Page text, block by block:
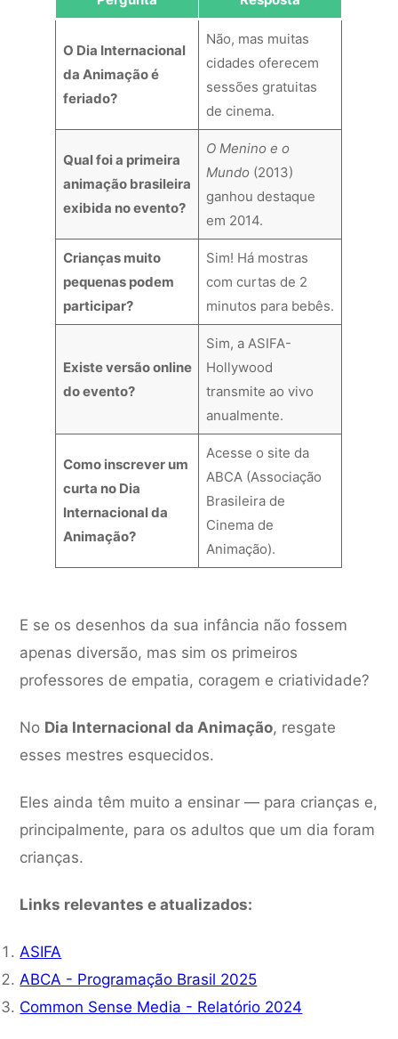
O Dia Internacional
da Animação é
feriado?
Não, mas muitas
cidades oferecem
sessões gratuitas
de cinema.
Qual foi a primeira
animação brasileira
exibida no evento?
O Menino e o
Mundo (2013)
ganhou destaque
em 2014.
Crianças muito
pequenas podem
participar?
Sim! Há mostras
com curtas de 2
minutos para bebês.
Existe versão online
do evento?
Sim, a ASIFA-
Hollywood
transmite ao vivo
anualmente.
Como inscrever um
curta no Dia
Internacional da
Animação?
Acesse o site da
ABCA (Associação
Brasileira de
Cinema de
Animação).
E se os desenhos da sua infância não fossem
apenas diversão, mas sim os primeiros
professores de empatia, coragem e criatividade?
No Dia Internacional da Animação, resgate
esses mestres esquecidos.
Eles ainda têm muito a ensinar — para crianças e,
principalmente, para os adultos que um dia foram
crianças.
Links relevantes e atualizados:
ASIFA
ABCA - Programação Brasil 2025
Common Sense Media - Relatório 2024